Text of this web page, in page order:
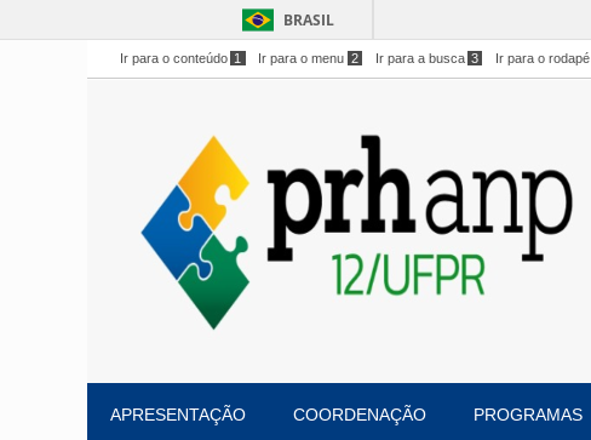
BRASIL
Ir para o conteúdo 1 Ir para o menu 2 Ir para a busca 3 Ir para o rodapé
APRESENTAÇÃO COORDENAÇÃO PROGRAMAS